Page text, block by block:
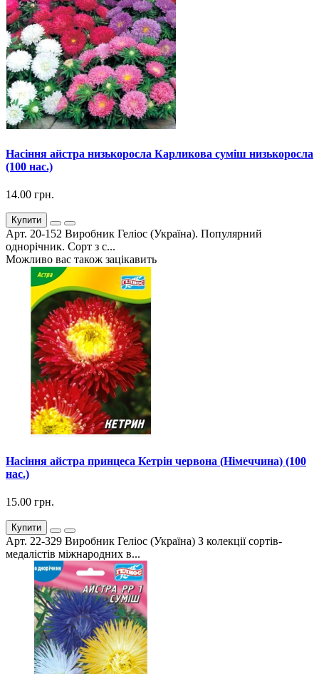
Насіння айстра низькоросла Карликова суміш низькоросла
(100 нас.)
14.00 грн.
Купити
Арт. 20-152 Виробник Геліос (Україна). Популярний
однорічник. Сорт з с...
Можливо вас також зацікавить
Насіння айстра принцеса Кетрін червона (Німеччина) (100
нас.)
15.00 грн.
Купити
Арт. 22-329 Виробник Геліос (Україна) З колекції сортів-
медалістів міжнародних в...